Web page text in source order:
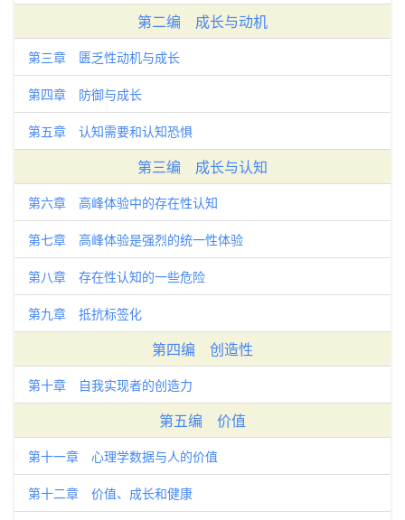
第二编 成长与动机
第三章 匮乏性动机与成长
第四章 防御与成长
第五章 认知需要和认知恐惧
第三编 成长与认知
第六章 高峰体验中的存在性认知
第七章 高峰体验是强烈的统一性体验
第八章 存在性认知的一些危险
第九章 抵抗标签化
第四编 创造性
第十章 自我实现者的创造力
第五编 价值
第十一章 心理学数据与人的价值
第十二章 价值、成长和健康